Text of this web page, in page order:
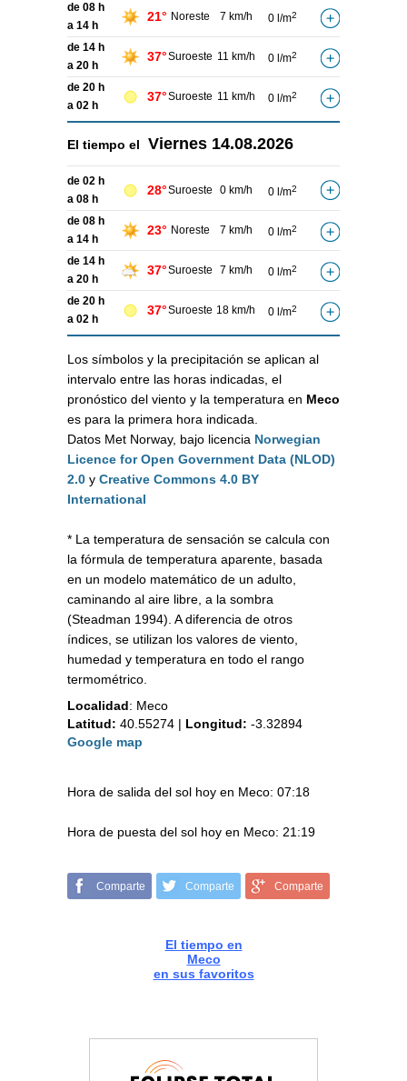
de 08 h
a 14 h
21° Noreste 7 km/h 0 l/m2
de 14 h
a 20 h
37°Suroeste 11 km/h 0 l/m2
de 20 h
a 02 h
37°Suroeste 11 km/h 0 l/m2
El tiempo el Viernes 14.08.2026
de 02 h
a 08 h
28°Suroeste 0 km/h 0 l/m2
de 08 h
a 14 h
23° Noreste 7 km/h 0 l/m2
de 14 h
a 20 h
37°Suroeste 7 km/h 0 l/m2
de 20 h
a 02 h
37°Suroeste 18 km/h 0 l/m2
Los símbolos y la precipitación se aplican al
intervalo entre las horas indicadas, el
pronóstico del viento y la temperatura en Meco
es para la primera hora indicada.
Datos Met Norway, bajo licencia Norwegian
Licence for Open Government Data (NLOD)
2.0 y Creative Commons 4.0 BY
International
* La temperatura de sensación se calcula con
la fórmula de temperatura aparente, basada
en un modelo matemático de un adulto,
caminando al aire libre, a la sombra
(Steadman 1994). A diferencia de otros
índices, se utilizan los valores de viento,
humedad y temperatura en todo el rango
termométrico.
Localidad: Meco
Latitud: 40.55274 | Longitud: -3.32894
Google map
Hora de salida del sol hoy en Meco: 07:18
Hora de puesta del sol hoy en Meco: 21:19
Comparte Comparte Comparte
El tiempo en
Meco
en sus favoritos